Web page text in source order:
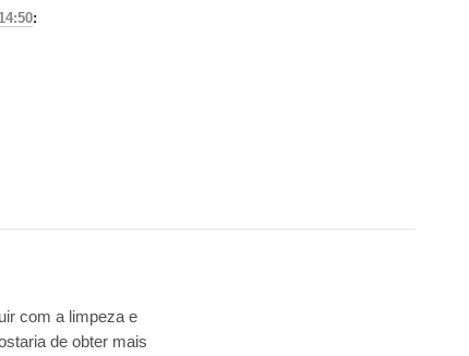
:
com a limpeza e
de obter mais